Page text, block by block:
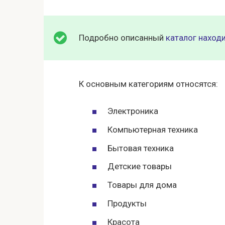
Подробно описанный каталог
К основным категориям относятся:
Электроника
Компьютерная техника
Бытовая техника
Детские товары
Товары для дома
Продукты
Красота